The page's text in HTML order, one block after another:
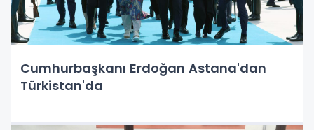
Cumhurbaşkanı Erdoğan Astana'dan
Türkistan'da